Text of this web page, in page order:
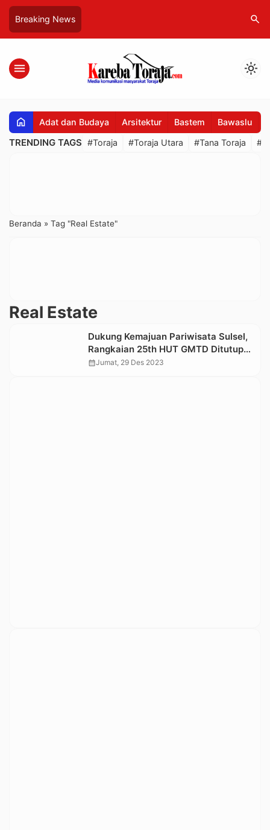
Breaking News search
menu light_mode
home Adat dan Budaya Arsitektur Bastem Bawaslu
TRENDING TAGS #Toraja #Toraja Utara #Tana Toraja
Beranda » Tag "Real Estate"
Real Estate
Dukung Kemajuan Pariwisata Sulsel,
Rangkaian 25th HUT GMTD Ditutup
FunWalk di Toraja Utara
calendar_monthJumat, 29 Des 2023